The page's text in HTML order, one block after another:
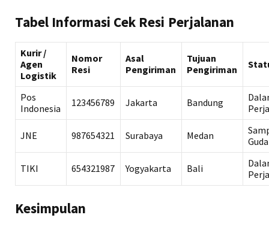
Tabel Informasi Cek Resi Perjalanan
Kurir /
Agen
Logistik
Nomor
Resi
Asal
Pengiriman
Tujuan
Pengiriman
Pos
Indonesia
123456789 Jakarta Bandung
JNE 987654321 Surabaya Medan
TIKI 654321987 Yogyakarta Bali
Kesimpulan